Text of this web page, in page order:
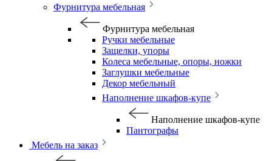
Фурнитура мебельная
Фурнитура мебельная
Ручки мебельные
Защелки, упоры
Колеса мебельные, опоры, ножки
Заглушки мебельные
Декор мебельный
Наполнение шкафов-купе
Наполнение шкафов-купе
Пантографы
Мебель на заказ